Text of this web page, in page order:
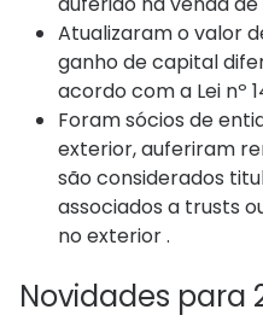
Atualizaram o valor
ganho de capital
acordo com a Lei nº
Foram sócios de
exterior, auferiram
são considerados
associados a trusts
no exterior .
Novidades para